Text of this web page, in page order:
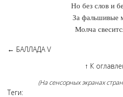
Но без слов и
За фальшивые
Молча
← БАЛЛАДА V
↑ К
(На сенсорных экранах
Теги: